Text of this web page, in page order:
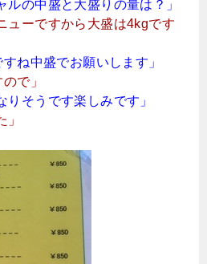
ルの中盛と大盛りの量は？」
ューですから大盛は4kgです
ね中盛でお願いします」
で」
そうです楽しみです」